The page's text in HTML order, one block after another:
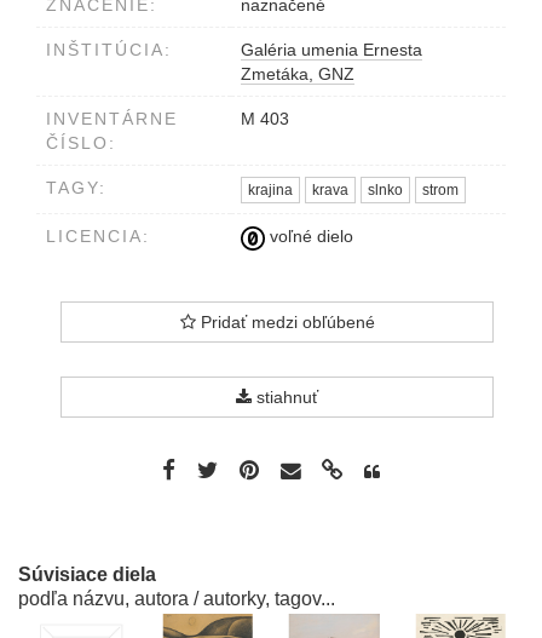
ZNAČENIE: naznačené
INŠTITÚCIA:
Galéria umenia Ernesta
Zmetáka, GNZ
INVENTÁRNE
ČÍSLO:
M 403
TAGY: krajina krava slnko strom
LICENCIA: voľné dielo
Pridať medzi obľúbené
stiahnuť
Súvisiace diela
podľa názvu, autora / autorky, tagov...